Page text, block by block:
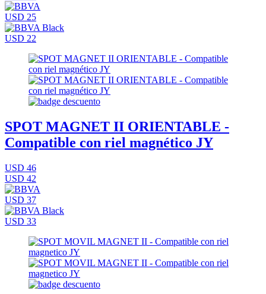
USD 25
USD 22
SPOT MAGNET II ORIENTABLE -
Compatible con riel magnético JY
USD 46
USD 42
USD 37
USD 33